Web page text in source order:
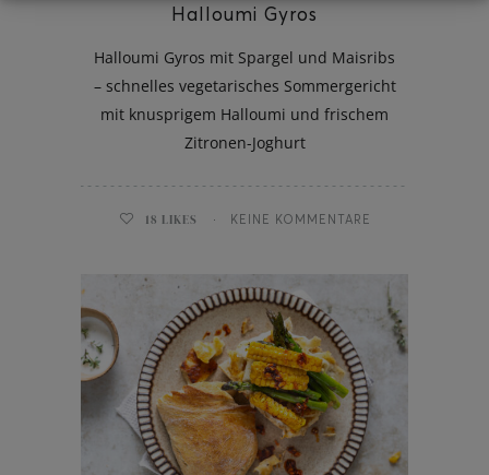
Halloumi Gyros
Halloumi Gyros mit Spargel und Maisribs
– schnelles vegetarisches Sommergericht
mit knusprigem Halloumi und frischem
Zitronen-Joghurt
18 LIKES KEINE KOMMENTARE